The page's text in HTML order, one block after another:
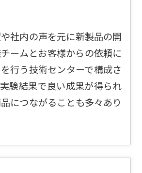
社内の声を元に新製品の開
ームとお客様からの依頼に
行う技術センターで構成さ
験結果で良い成果が得られ
につながることも多々あり